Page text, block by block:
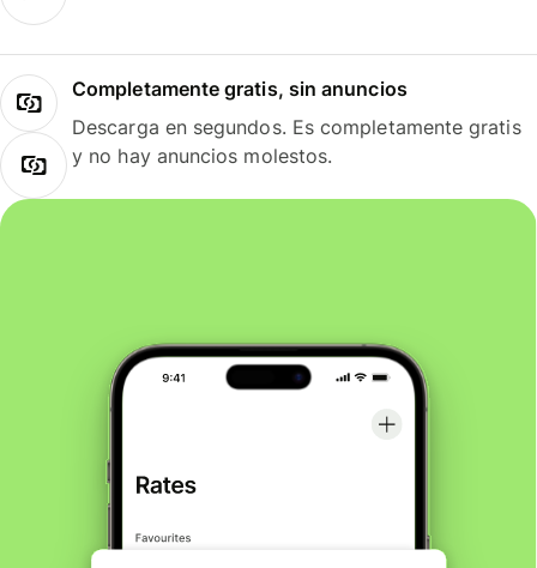
Completamente gratis, sin anuncios
Descarga en segundos. Es completamente gratis
y no hay anuncios molestos.